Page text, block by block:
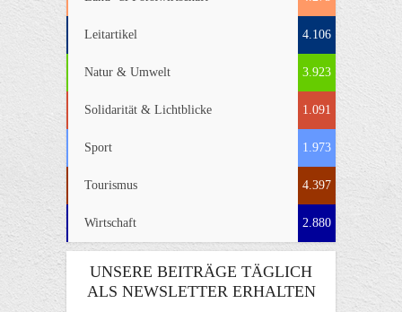
Leitartikel 4.106
Natur & Umwelt 3.923
Solidarität & Lichtblicke 1.091
Sport 1.973
Tourismus 4.397
Wirtschaft 2.880
UNSERE BEITRÄGE TÄGLICH
ALS NEWSLETTER ERHALTEN